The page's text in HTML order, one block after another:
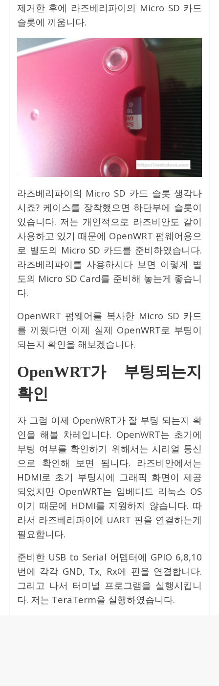
제거한 후에 라즈베리파이의 Micro SD 카드
슬롯에 끼웁니다.
라즈베리파이의 Micro SD 카드 슬롯 생각나
시죠? 케이스를 장착했으면 하단부에 슬롯이
있습니다. 저는 개인적으로 라즈비안도 같이
사용하고 있기 때문에 OpenWRT 펌웨어용으
로 별도의 Micro SD 카드를 준비하였습니다.
라즈베리파이를 사용하시다 보면 이렇게 별
도의 Micro SD Card를 준비해 놓는게 좋습니
다.
OpenWRT 펌웨어를 복사한 Micro SD 카드
를 끼웠다면 이제 실제 OpenWRT로 부팅이
되는지 확인을 해보겠습니다.
OpenWRT가 부팅되는지
확인
자 그럼 이제 OpenWRT가 잘 부팅 되는지 확
인을 해볼 차레입니다. OpenWRT는 초기에
부팅 여부를 확인하기 위해서는 시리얼 통신
으로 확인해 보면 됩니다. 라즈비안에서는
HDMI로 초기 부팅시에 그래픽 화면이 제공
되었지만 OpenWRT는 임베디드 리눅스 OS
이기 때문에 HDMI를 지원하지 않습니다. 따
라서 라즈베리파이에 UART 핀을 연결하는게
필요합니다.
준비한 USB to Serial 어뎁터에 GPIO 6,8,10
번에 각각 GND, Tx, Rx에 핀을 연결합니다.
그리고 나서 터미널 프로그램을 실행시킵니
다. 저는 TeraTerm을 실행하였습니다.